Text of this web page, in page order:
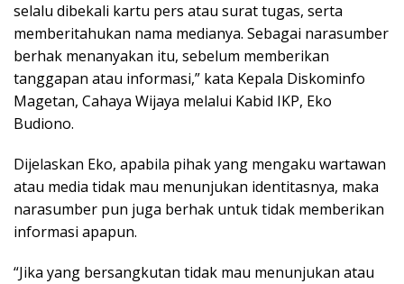
selalu dibekali kartu pers atau surat tugas, serta
memberitahukan nama medianya. Sebagai narasumber
berhak menanyakan itu, sebelum memberikan
tanggapan atau informasi,” kata Kepala Diskominfo
Magetan, Cahaya Wijaya melalui Kabid IKP, Eko
Budiono.
Dijelaskan Eko, apabila pihak yang mengaku wartawan
atau media tidak mau menunjukan identitasnya, maka
narasumber pun juga berhak untuk tidak memberikan
informasi apapun.
“Jika yang bersangkutan tidak mau menunjukan atau